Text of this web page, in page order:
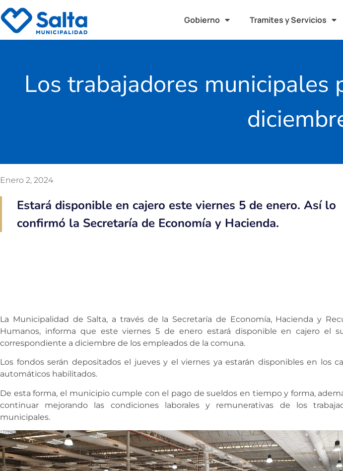
Gobierno Tramites y Servicios
Los trabajadores municipales
Enero 2, 2024
Estará disponible en cajero este viernes 5 de enero. Así lo
confirmó la Secretaría de Economía y Hacienda.
La Municipalidad de Salta, a través de la Secretaría de Economía, Hacienda y
Humanos, informa que este viernes 5 de enero estará disponible en cajero el
correspondiente a diciembre de los empleados de la comuna.
Los fondos serán depositados el jueves y el viernes ya estarán disponibles en los
automáticos habilitados.
De esta forma, el municipio cumple con el pago de sueldos en tiempo y forma,
continuar mejorando las condiciones laborales y remunerativas de los
municipales.